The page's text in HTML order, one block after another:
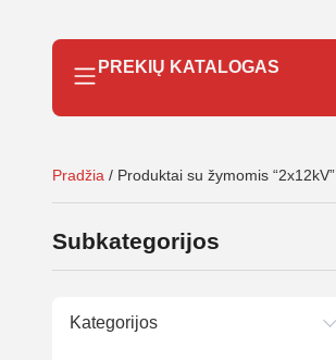
PREKIŲ KATALOGAS
Pradžia / Produktai su žymomis “2x12kV”
Subkategorijos
Kategorijos